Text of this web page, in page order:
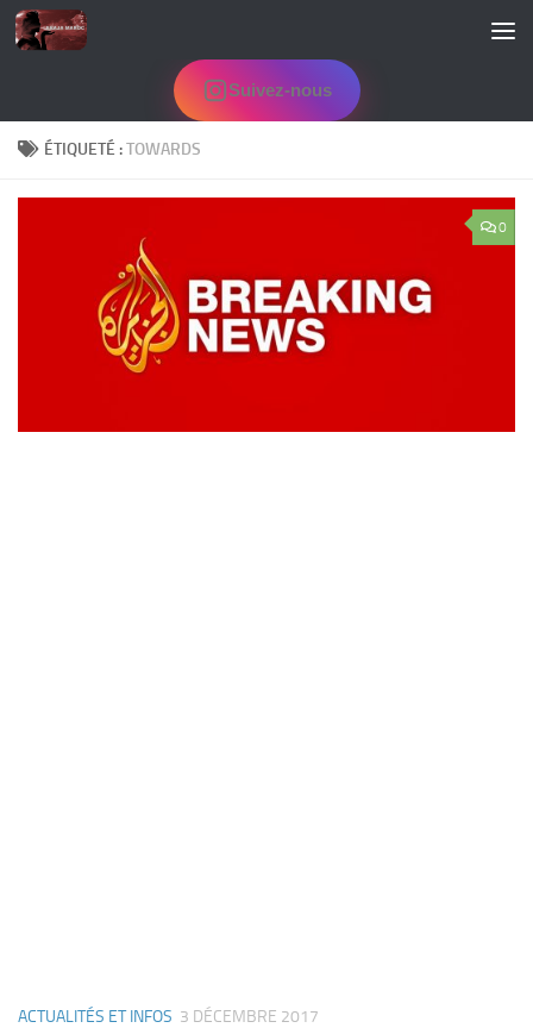
Skip to content
Suivez-nous
ÉTIQUETÉ :TOWARDS
0
ACTUALITÉS ET INFOS 3 DÉCEMBRE 2017